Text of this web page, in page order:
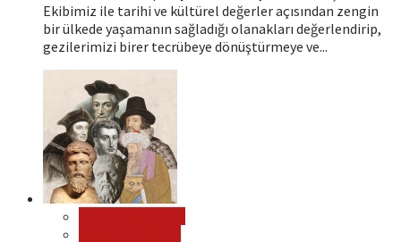
Ekibimiz ile tarihi ve kültürel değerler açısından zengin
bir ülkede yaşamanın sağladığı olanakları değerlendirip,
gezilerimizi birer tecrübeye dönüştürmeye ve...